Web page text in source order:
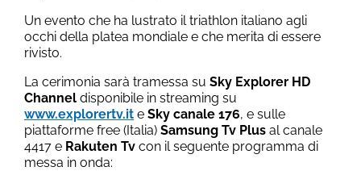
Un evento che ha lustrato il triathlon italiano agli
occhi della platea mondiale e che merita di essere
rivisto.
La cerimonia sarà tramessa su Sky Explorer HD
Channel disponibile in streaming su
www.explorertv.it e Sky canale 176, e sulle
piattaforme free (Italia) Samsung Tv Plus al canale
4417 e Rakuten Tv con il seguente programma di
messa in onda: